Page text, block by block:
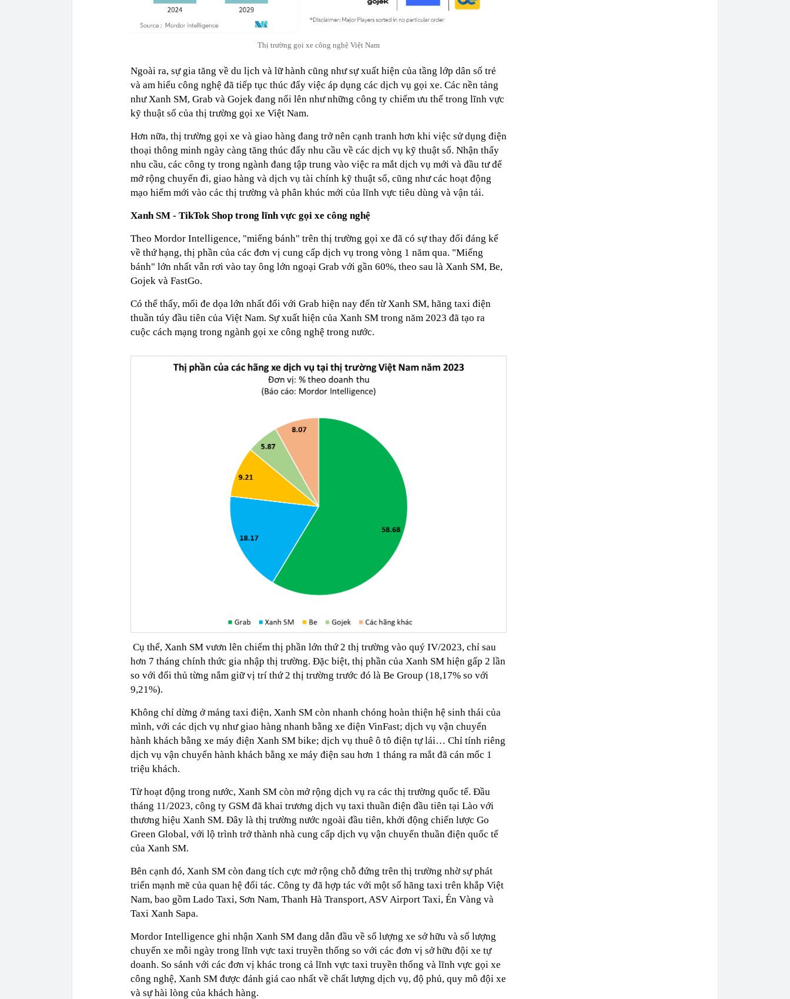
Thị trường gọi xe công nghệ Việt Nam
Ngoài ra, sự gia tăng về du lịch và lữ hành cũng như sự xuất hiện của tầng lớp dân số trẻ
và am hiểu công nghệ đã tiếp tục thúc đẩy việc áp dụng các dịch vụ gọi xe. Các nền tảng
như Xanh SM, Grab và Gojek đang nổi lên như những công ty chiếm ưu thế trong lĩnh vực
kỹ thuật số của thị trường gọi xe Việt Nam.
Hơn nữa, thị trường gọi xe và giao hàng đang trở nên cạnh tranh hơn khi việc sử dụng điện
thoại thông minh ngày càng tăng thúc đẩy nhu cầu về các dịch vụ kỹ thuật số. Nhận thấy
nhu cầu, các công ty trong ngành đang tập trung vào việc ra mắt dịch vụ mới và đầu tư để
mở rộng chuyến đi, giao hàng và dịch vụ tài chính kỹ thuật số, cũng như các hoạt động
mạo hiểm mới vào các thị trường và phân khúc mới của lĩnh vực tiêu dùng và vận tải.
Xanh SM - TikTok Shop trong lĩnh vực gọi xe công nghệ
Theo Mordor Intelligence, "miếng bánh" trên thị trường gọi xe đã có sự thay đổi đáng kể
về thứ hạng, thị phần của các đơn vị cung cấp dịch vụ trong vòng 1 năm qua. "Miếng
bánh" lớn nhất vẫn rơi vào tay ông lớn ngoại Grab với gần 60%, theo sau là Xanh SM, Be,
Gojek và FastGo.
Có thể thấy, mối đe dọa lớn nhất đối với Grab hiện nay đến từ Xanh SM, hãng taxi điện
thuần túy đầu tiên của Việt Nam. Sự xuất hiện của Xanh SM trong năm 2023 đã tạo ra
cuộc cách mạng trong ngành gọi xe công nghệ trong nước.
Cụ thể, Xanh SM vươn lên chiếm thị phần lớn thứ 2 thị trường vào quý IV/2023, chỉ sau
hơn 7 tháng chính thức gia nhập thị trường. Đặc biệt, thị phần của Xanh SM hiện gấp 2 lần
so với đối thủ từng nắm giữ vị trí thứ 2 thị trường trước đó là Be Group (18,17% so với
9,21%).
Không chỉ dừng ở mảng taxi điện, Xanh SM còn nhanh chóng hoàn thiện hệ sinh thái của
mình, với các dịch vụ như giao hàng nhanh bằng xe điện VinFast; dịch vụ vận chuyển
hành khách bằng xe máy điện Xanh SM bike; dịch vụ thuê ô tô điện tự lái… Chỉ tính riêng
dịch vụ vận chuyển hành khách bằng xe máy điện sau hơn 1 tháng ra mắt đã cán mốc 1
triệu khách.
Từ hoạt động trong nước, Xanh SM còn mở rộng dịch vụ ra các thị trường quốc tế. Đầu
tháng 11/2023, công ty GSM đã khai trương dịch vụ taxi thuần điện đầu tiên tại Lào với
thương hiệu Xanh SM. Đây là thị trường nước ngoài đầu tiên, khởi động chiến lược Go
Green Global, với lộ trình trở thành nhà cung cấp dịch vụ vận chuyển thuần điện quốc tế
của Xanh SM.
Bên cạnh đó, Xanh SM còn đang tích cực mở rộng chỗ đứng trên thị trường nhờ sự phát
triển mạnh mẽ của quan hệ đối tác. Công ty đã hợp tác với một số hãng taxi trên khắp Việt
Nam, bao gồm Lado Taxi, Sơn Nam, Thanh Hà Transport, ASV Airport Taxi, Én Vàng và
Taxi Xanh Sapa.
Mordor Intelligence ghi nhận Xanh SM đang dẫn đầu về số lượng xe sở hữu và số lượng
chuyến xe mỗi ngày trong lĩnh vực taxi truyền thống so với các đơn vị sở hữu đội xe tự
doanh. So sánh với các đơn vị khác trong cả lĩnh vực taxi truyền thống và lĩnh vực gọi xe
công nghệ, Xanh SM được đánh giá cao nhất về chất lượng dịch vụ, độ phủ, quy mô đội xe
và sự hài lòng của khách hàng.